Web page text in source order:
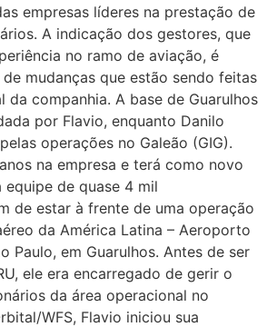
empresas líderes na prestação de
A indicação dos gestores, que
no ramo de aviação, é
mudanças que estão sendo feitas
da companhia. A base de Guarulhos
por Flavio, enquanto Danilo
operações no Galeão (GIG).
na empresa e terá como novo
de quase 4 mil
de estar à frente de uma operação
da América Latina – Aeroporto
Paulo, em Guarulhos. Antes de ser
ele era encarregado de gerir o
da área operacional no
WFS, Flavio iniciou sua